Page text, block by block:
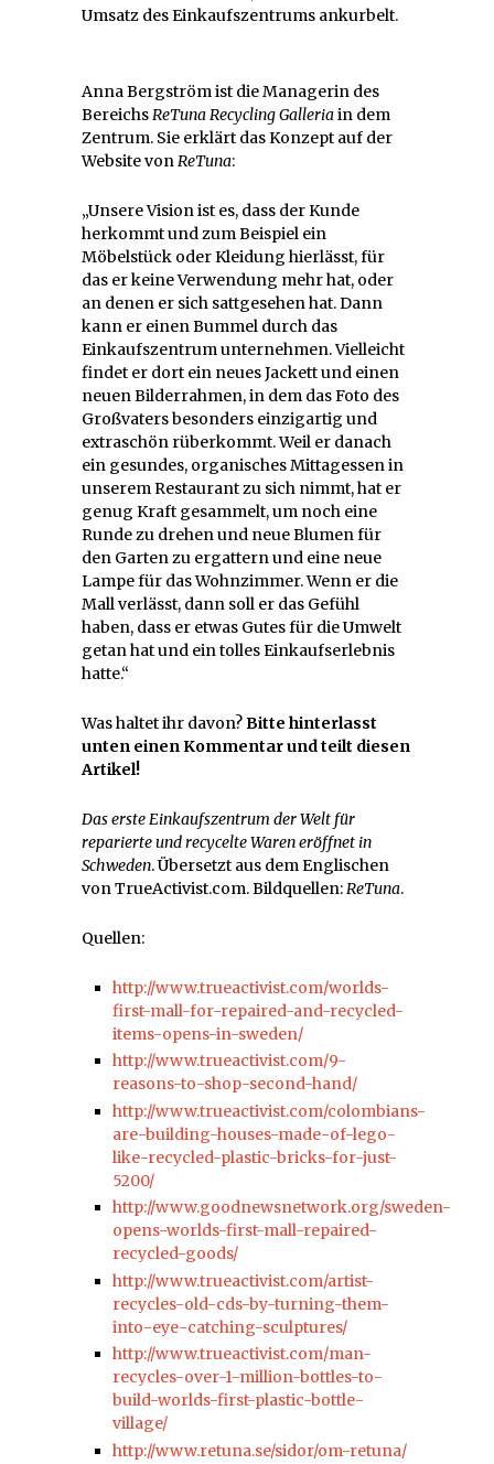
Umsatz des Einkaufszentrums ankurbelt.
Anna Bergström ist die Managerin des
BereichsReTuna Recycling Galleriain dem
Zentrum. Sie erklärt das Konzept auf der
Website vonReTuna:
„Unsere Vision ist es, dass der Kunde
herkommt und zum Beispiel ein
Möbelstück oder Kleidung hierlässt, für
das er keine Verwendung mehr hat, oder
an denen er sich sattgesehen hat. Dann
kann er einen Bummel durch das
Einkaufszentrum unternehmen. Vielleicht
findet er dort ein neues Jackett und einen
neuen Bilderrahmen, in dem das Foto des
Großvaters besonders einzigartig und
extraschön rüberkommt. Weil er danach
ein gesundes, organisches Mittagessen in
unserem Restaurant zu sich nimmt, hat er
genug Kraft gesammelt, um noch eine
Runde zu drehen und neue Blumen für
den Garten zu ergattern und eine neue
Lampe für das Wohnzimmer. Wenn er die
Mall verlässt, dann soll er das Gefühl
haben, dass er etwas Gutes für die Umwelt
getan hat und ein tolles Einkaufserlebnis
hatte.“
Was haltet ihr davon?Bitte hinterlasst
unten einen Kommentar und teilt diesen
Artikel!
Das erste Einkaufszentrum der Welt für
reparierte und recycelte Waren eröffnet in
Schweden. Übersetzt aus dem Englischen
von TrueActivist.com. Bildquellen:ReTuna.
Quellen:
http://www.trueactivist.com/worlds-
first-mall-for-repaired-and-recycled-
items-opens-in-sweden/
http://www.trueactivist.com/9-
reasons-to-shop-second-hand/
http://www.trueactivist.com/colombians-
are-building-houses-made-of-lego-
like-recycled-plastic-bricks-for-just-
5200/
http://www.goodnewsnetwork.org/sweden-
opens-worlds-first-mall-repaired-
recycled-goods/
http://www.trueactivist.com/artist-
recycles-old-cds-by-turning-them-
into-eye-catching-sculptures/
http://www.trueactivist.com/man-
recycles-over-1-million-bottles-to-
build-worlds-first-plastic-bottle-
village/
http://www.retuna.se/sidor/om-retuna/